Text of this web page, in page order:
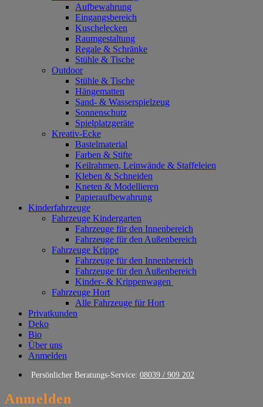
Aufbewahrung
Eingangsbereich
Kuschelecken
Raumgestaltung
Regale & Schränke
Stühle & Tische
Outdoor
Stühle & Tische
Hängematten
Sand- & Wasserspielzeug
Sonnenschutz
Spielplatzgeräte
Kreativ-Ecke
Bastelmaterial
Farben & Stifte
Keilrahmen, Leinwände & Staffeleien
Kleben & Schneiden
Kneten & Modellieren
Papieraufbewahrung
Kinderfahrzeuge
Fahrzeuge Kindergarten
Fahrzeuge für den Innenbereich
Fahrzeuge für den Außenbereich
Fahrzeuge Krippe
Fahrzeuge für den Innenbereich
Fahrzeuge für den Außenbereich
Kinder- & Krippenwagen
Fahrzeuge Hort
Alle Fahrzeuge für Hort
Privatkunden
Deko
Bio
Über uns
Anmelden
Persönlicher Beratungs-Service: 08039 / 909 202
Anmelden